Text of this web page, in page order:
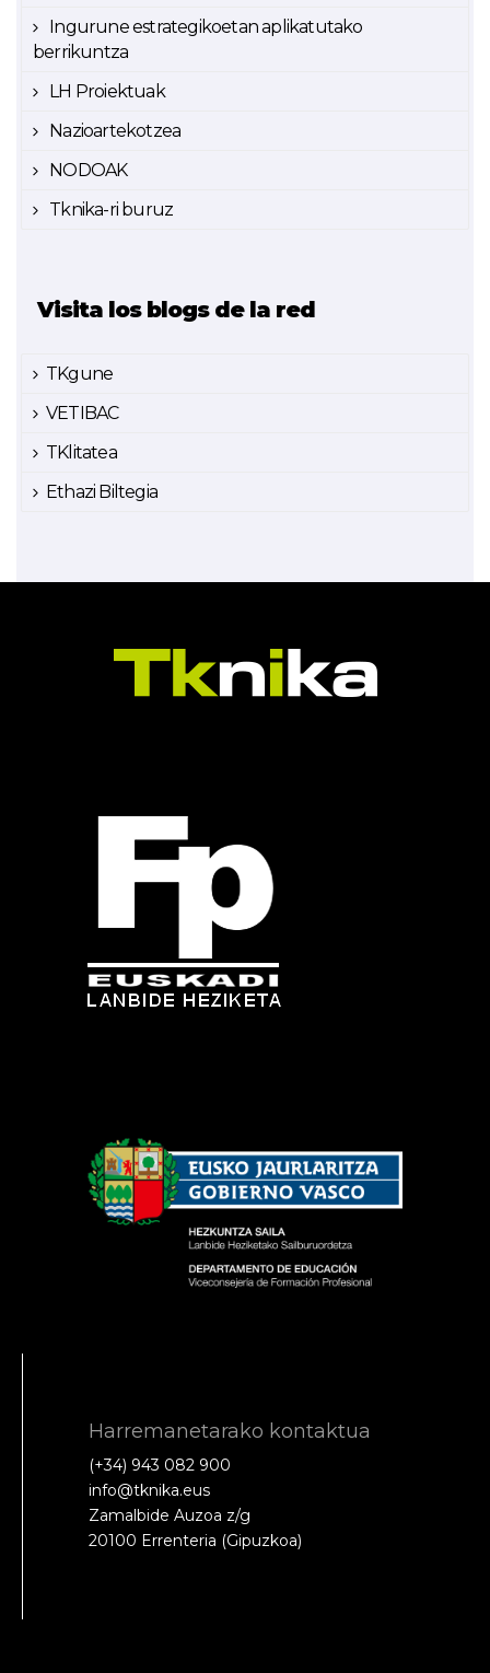
Ingurune estrategikoetan aplikatutako
berrikuntza
LH Proiektuak
Nazioartekotzea
NODOAK
Tknika-ri buruz
Visita los blogs de la red
TKgune
VETIBAC
TKlitatea
Ethazi Biltegia
Harremanetarako kontaktua
(+34) 943 082 900
info@tknika.eus
Zamalbide Auzoa z/g
20100 Errenteria (Gipuzkoa)